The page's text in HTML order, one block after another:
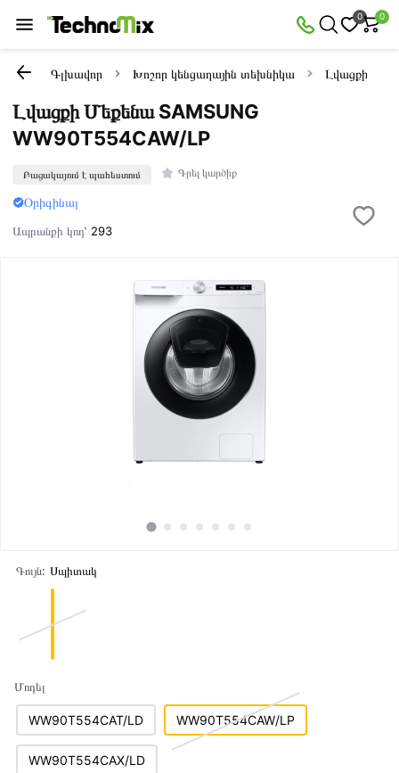
0 0
Գլխավոր Խոշոր կենցաղային տեխնիկա Լվացքի
Լվացքի Մեքենա SAMSUNG
WW90T554CAW/LP
Բացակայում է պահեստում Գրել կարծիք
Օրիգինալ
Ապրանքի կոդ՝ 293
Գույն: Սպիտակ
Մոդել
WW90T554CAT/LD WW90T554CAW/LP
WW90T554CAX/LD